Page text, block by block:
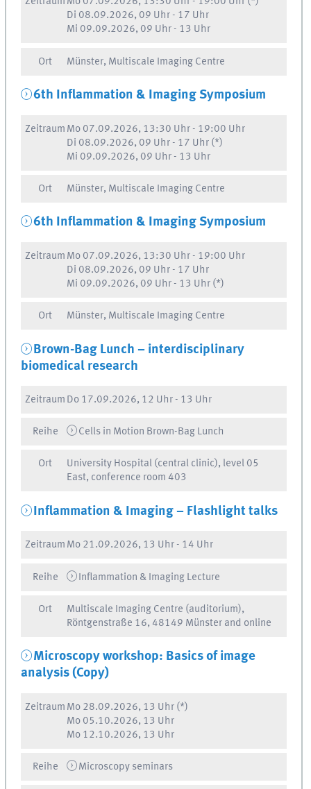
Di 08.09.2026, 09 Uhr- 17 Uhr
Mi 09.09.2026, 09 Uhr- 13 Uhr
Ort Münster, Multiscale Imaging Centre
6th Inflammation & Imaging Symposium
Zeitraum Mo07.09.2026, 13:30 Uhr- 19:00 Uhr
Di 08.09.2026, 09 Uhr- 17 Uhr(*)
Mi 09.09.2026, 09 Uhr- 13 Uhr
Ort Münster, Multiscale Imaging Centre
6th Inflammation & Imaging Symposium
Zeitraum Mo07.09.2026, 13:30 Uhr- 19:00 Uhr
Di 08.09.2026, 09 Uhr- 17 Uhr
Mi 09.09.2026, 09 Uhr- 13 Uhr(*)
Ort Münster, Multiscale Imaging Centre
Brown-Bag Lunch – interdisciplinary
biomedical research
Zeitraum Do17.09.2026, 12 Uhr- 13 Uhr
Reihe Cells in Motion Brown-Bag Lunch
Ort
University Hospital (central clinic), level 05
East, conference room 403
Inflammation & Imaging – Flashlight talks
Zeitraum Mo21.09.2026, 13 Uhr- 14 Uhr
Reihe Inflammation & Imaging Lecture
Ort
Multiscale Imaging Centre (auditorium),
Röntgenstraße 16, 48149 Münster and online
Microscopy workshop: Basics of image
analysis (Copy)
Zeitraum Mo28.09.2026, 13 Uhr(*)
Mo05.10.2026, 13 Uhr
Mo12.10.2026, 13 Uhr
Reihe Microscopy seminars